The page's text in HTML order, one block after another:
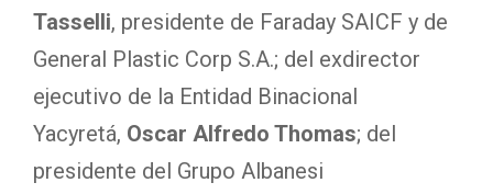
Tasselli, presidente de Faraday SAICF y de
General Plastic Corp S.A.; del exdirector
ejecutivo de la Entidad Binacional
Yacyretá, Oscar Alfredo Thomas; del
presidente del Grupo Albanesi